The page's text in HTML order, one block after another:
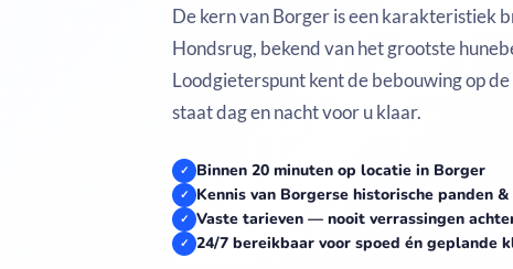
De kern van Borger is een karakteristiek
Hondsrug, bekend van het grootste
Loodgieterspunt kent de bebouwing op
staat dag en nacht voor u klaar.
✓ Binnen 20 minuten op locatie in Borger
✓ Kennis van Borgerse historische panden
✓ Vaste tarieven — nooit verrassingen
✓ 24/7 bereikbaar voor spoed én geplande